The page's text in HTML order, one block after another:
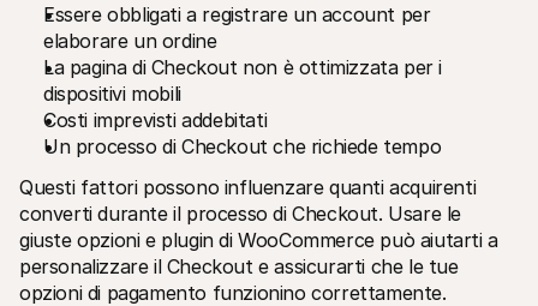
Essere obbligati a registrare un account per
elaborare un ordine
La pagina di Checkout non è ottimizzata per i
dispositivi mobili
Costi imprevisti addebitati
Un processo di Checkout che richiede tempo
Questi fattori possono influenzare quanti acquirenti
converti durante il processo di Checkout. Usare le
giuste opzioni e plugin di WooCommerce può aiutarti a
personalizzare il Checkout e assicurarti che le tue
opzioni di pagamento funzionino correttamente.